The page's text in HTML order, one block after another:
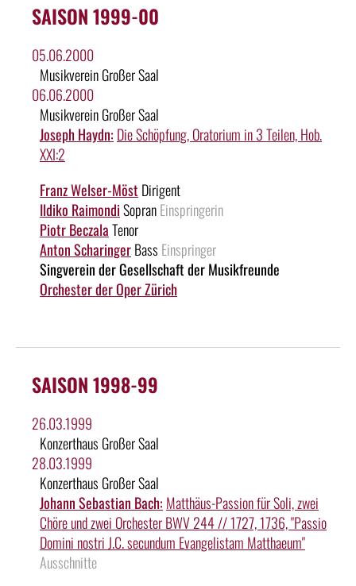
SAISON 1999-00
05.06.2000
Musikverein Großer Saal
06.06.2000
Musikverein Großer Saal
Joseph Haydn: Die Schöpfung, Oratorium in 3 Teilen, Hob.
XXI:2
Franz Welser-Möst Dirigent
Ildiko RaimondiSopranEinspringerin
Piotr BeczalaTenor
Anton ScharingerBass Einspringer
Singverein der Gesellschaft der Musikfreunde
Orchester der Oper Zürich
SAISON 1998-99
26.03.1999
Konzerthaus Großer Saal
28.03.1999
Konzerthaus Großer Saal
Johann Sebastian Bach: Matthäus-Passion für Soli, zwei
Chöre und zwei Orchester BWV 244 // 1727, 1736, "Passio
Domini nostri J.C. secundum Evangelistam Matthaeum"
Ausschnitte